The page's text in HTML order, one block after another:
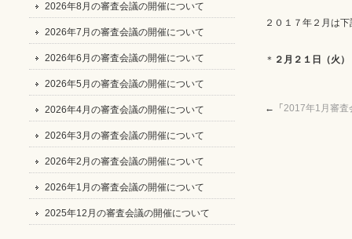
２０１７年２月は
＊ ２月２１日（火）
←「 2017年1月審査
2026年8月の審査会議の開催について
2026年7月の審査会議の開催について
2026年6月の審査会議の開催について
2026年5月の審査会議の開催について
2026年4月の審査会議の開催について
2026年3月の審査会議の開催について
2026年2月の審査会議の開催について
2026年1月の審査会議の開催について
2025年12月の審査会議の開催について